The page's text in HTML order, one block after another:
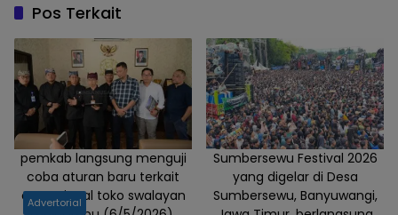
Pos Terkait
pemkab langsung menguji
coba aturan baru terkait
operasional toko swalayan
Advertorial
Sumbersewu Festival 2026
yang digelar di Desa
Sumbersewu, Banyuwangi,